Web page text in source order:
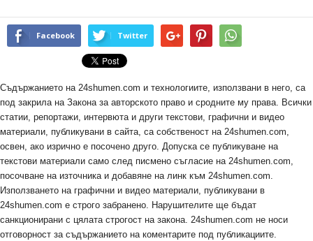
Facebook Twitter
Съдържанието на 24shumen.com и технологиите, използвани в него, са
под закрила на Закона за авторското право и сродните му права. Всички
статии, репортажи, интервюта и други текстови, графични и видео
материали, публикувани в сайта, са собственост на 24shumen.com,
освен, ако изрично е посочено друго. Допуска се публикуване на
текстови материали само след писмено съгласие на 24shumen.com,
посочване на източника и добавяне на линк към 24shumen.com.
Използването на графични и видео материали, публикувани в
24shumen.com е строго забранено. Нарушителите ще бъдат
санкционирани с цялата строгост на закона. 24shumen.com не носи
отговорност за съдържанието на коментарите под публикациите.